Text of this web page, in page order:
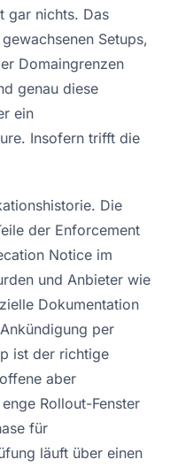
gar nichts. Das
Setups,
Domaingrenzen
genau diese
ein
Insofern trifft die
Die
der Enforcement
Notice im
und Anbieter wie
Dokumentation
per
ist der richtige
aber
Rollout-Fenster
für
läuft über einen